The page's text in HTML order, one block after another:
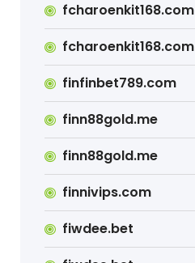
fcharoenkit168.com
fcharoenkit168.com
finfinbet789.com
finn88gold.me
finn88gold.me
finnivips.com
fiwdee.bet